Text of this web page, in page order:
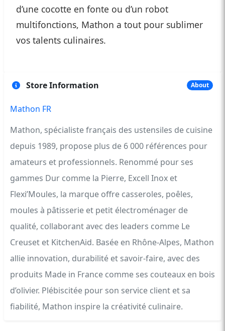
d’une cocotte en fonte ou d’un robot
multifonctions, Mathon a tout pour sublimer
vos talents culinaires.
Store Information About
Mathon FR
Mathon, spécialiste français des ustensiles de cuisine
depuis 1989, propose plus de 6 000 références pour
amateurs et professionnels. Renommé pour ses
gammes Dur comme la Pierre, Excell Inox et
Flexi’Moules, la marque offre casseroles, poêles,
moules à pâtisserie et petit électroménager de
qualité, collaborant avec des leaders comme Le
Creuset et KitchenAid. Basée en Rhône-Alpes, Mathon
allie innovation, durabilité et savoir-faire, avec des
produits Made in France comme ses couteaux en bois
d’olivier. Plébiscitée pour son service client et sa
fiabilité, Mathon inspire la créativité culinaire.